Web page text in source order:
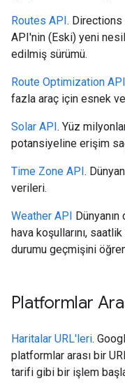
Routes API.
API'nin (Eski) yeni
edilmiş sürümü.
Route Optimization API
fazla araç için esnek
Solar API. Yüz
potansiyeline erişim
Time Zone API.
verileri.
Weather API
hava koşullarını,
durumu geçmişini
Platformlar
Haritalar URL'leri.
platformlar arası bir
tarifi gibi bir işlem